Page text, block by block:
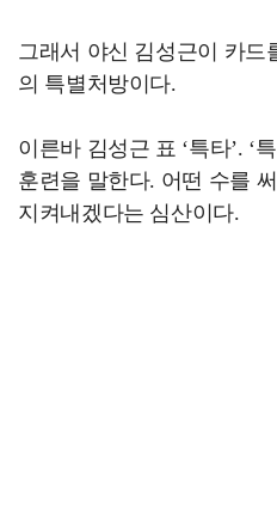
그래서 야신 김성근이 카
의 특별처방이다.
이른바 김성근 표 ‘특타’. ‘
훈련을 말한다. 어떤 수를
지켜내겠다는 심산이다.